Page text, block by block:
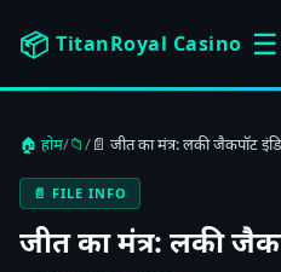
📦 TitanRoyal Casino ☰
🏠 होम/📁/📄 जीत का मंत्र: लकी जैकपॉट
📄 FILE INFO
जीत का मंत्र: लकी